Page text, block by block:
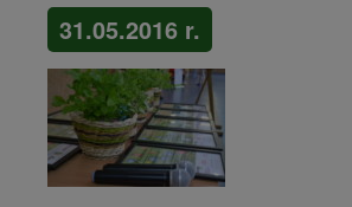
31.05.2016 r.